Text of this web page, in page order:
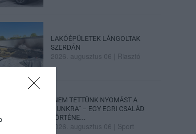
LAKÓÉPÜLETEK LÁNGOLTAK
SZERDÁN
2026. augusztus 06 Riasztó
„NEM TETTÜNK NYOMÁST A
FIUNKRA” – EGY EGRI CSALÁD
TÖRTÉNE...
2026. augusztus 06 Sport